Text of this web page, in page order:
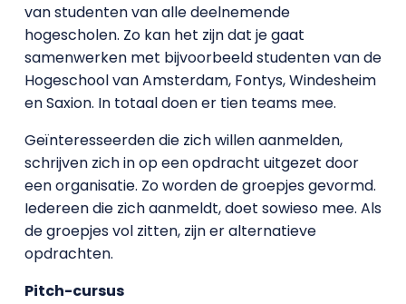
van studenten van alle deelnemende
hogescholen. Zo kan het zijn dat je gaat
samenwerken met bijvoorbeeld studenten van de
Hogeschool van Amsterdam, Fontys, Windesheim
en Saxion. In totaal doen er tien teams mee.
Geïnteresseerden die zich willen aanmelden,
schrijven zich in op een opdracht uitgezet door
een organisatie. Zo worden de groepjes gevormd.
Iedereen die zich aanmeldt, doet sowieso mee. Als
de groepjes vol zitten, zijn er alternatieve
opdrachten.
Pitch-cursus